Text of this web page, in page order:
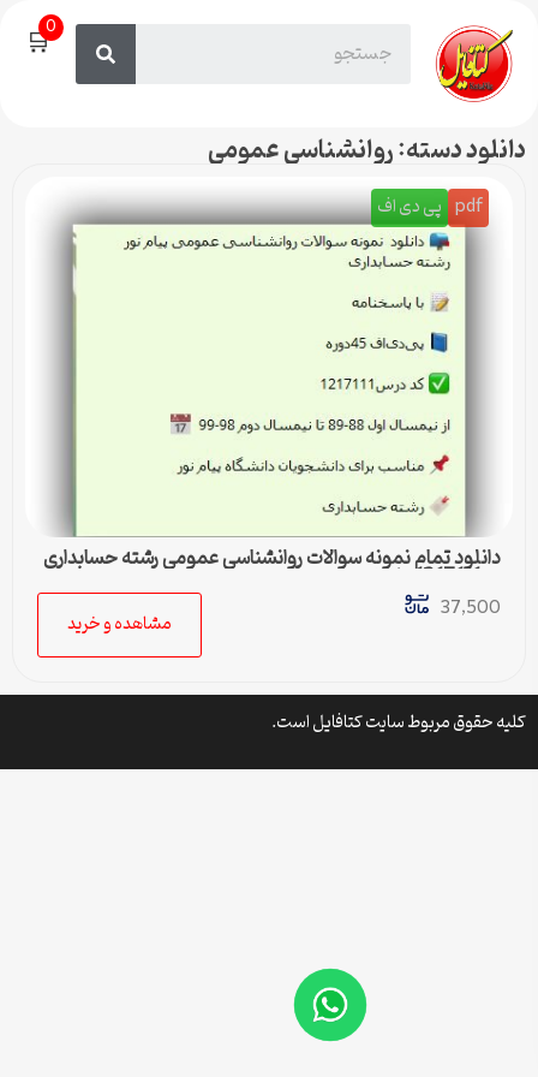
🛒0
دانلود دسته: روانشناسی عمومی
pdf پی دی اف
دانلود تمام نمونه سوالات روانشناسی عمومی رشته حسابداری
37,500
مشاهده و خرید
کلیه حقوق مربوط سایت کتافایل است.